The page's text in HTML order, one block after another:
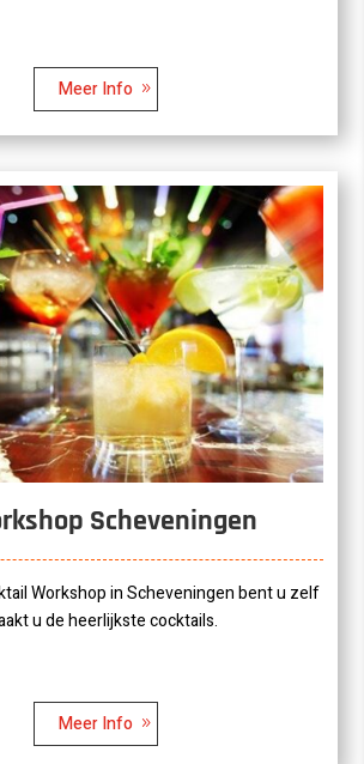
Meer Info
Scheveningen
Workshop in Scheveningen bent u zelf
u de heerlijkste cocktails.
Meer Info